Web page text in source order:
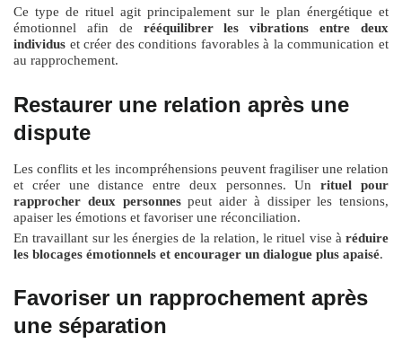
Ce type de rituel agit principalement sur le plan énergétique et
émotionnel afin de rééquilibrer les vibrations entre deux
individus et créer des conditions favorables à la communication et
au rapprochement.
Restaurer une relation après une
dispute
Les conflits et les incompréhensions peuvent fragiliser une relation
et créer une distance entre deux personnes. Unrituel pour
rapprocher deux personnespeut aider à dissiper les tensions,
apaiser les émotions et favoriser une réconciliation.
En travaillant sur les énergies de la relation, le rituel vise à réduire
les blocages émotionnels et encourager un dialogue plus apaisé.
Favoriser un rapprochement après
une séparation